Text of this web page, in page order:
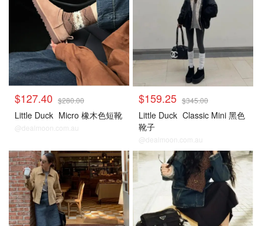
$127.40 $280.00
Little Duck Micro 橡木色短靴
@dealmoon.com.au
$159.25 $345.00
Little Duck Classic Mini 黑色
靴子
@dealmoon.com.au